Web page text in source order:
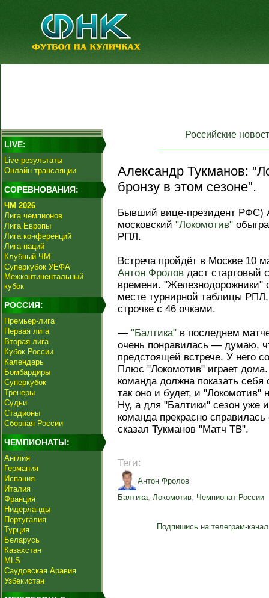
LIVE:
Live-результаты
Онлайн трансляции
СОРЕВНОВАНИЯ:
ЧМ 2026
Лига чемпионов
Лига Европы
Лига конференций
Лига наций
Клубный ЧМ
Суперкубок УЕФА
Межконтинентальный
кубок
РОССИЯ:
Премьер-лига
Первая лига
Вторая лига
Кубок России
Календарь
Бомбардиры
Суперкубок
Тренеры
Судьи
Стадионы
Сборная России
ЧЕМПИОНАТЫ:
Англия
Германия
Испания
Италия
Франция
Нидерланды
Португалия
Турция
Беларусь
Казахстан
MLS
Саудовская Аравия
Узбекистан
Российские
Александр Тукманов:
бронзу в этом сезоне".
Бывший вице‑президент РФС)
московский "Локомотив"
РПЛ.
Встреча пройдёт в Москве 10
Антон Фролов даст стартовый
времени. "Железнодорожники"
месте турнирной таблицы
строчке с 46 очками.
— "Балтика" в последнем
очень понравилась — думаю,
предстоящей встрече. У него
Плюс "Локомотив" играет
команда должна показать
так оно и будет, и "Локомотив"
Ну, а для "Балтики" сезон уже
команда прекрасно
сказал Тукманов "Матч ТВ".
Теги:
Антон Фролов
Балтика, Локомотив, Чемпионат России
Подпишись на телеграм-